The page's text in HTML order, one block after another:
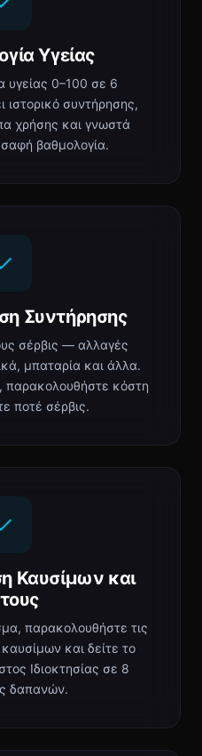
Υγείας
υγείας 0–100 σε 6
ιστορικό συντήρησης,
χρήσης και γνωστά
βαθμολογία.
Συντήρησης
σέρβις — αλλαγές
μπαταρία και άλλα.
παρακολουθήστε κόστη
ποτέ σέρβις.
Καυσίμων και
παρακολουθήστε τις
και δείτε το
Ιδιοκτησίας σε 8
δαπανών.